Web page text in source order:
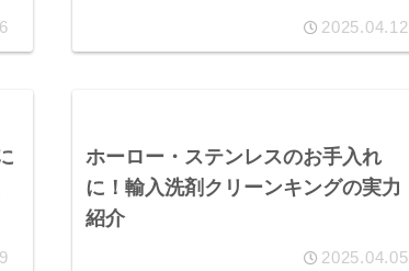
2025.04.12
ホーロー・ステンレスのお手入れ
に！輸入洗剤クリーンキングの実力
紹介
2025.04.05